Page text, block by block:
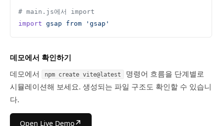
# main.js에서 import
import gsap from 'gsap'
데모에서 확인하기
데모에서
npm create vite@latest
명령어 흐름을 단계별로
시뮬레이션해 보세요. 생성되는 파일 구조도 확인할 수 있습니
다.
Open Live Demo↗